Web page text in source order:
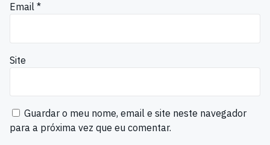
Email *
Site
Guardar o meu nome, email e site neste navegador
para a próxima vez que eu comentar.